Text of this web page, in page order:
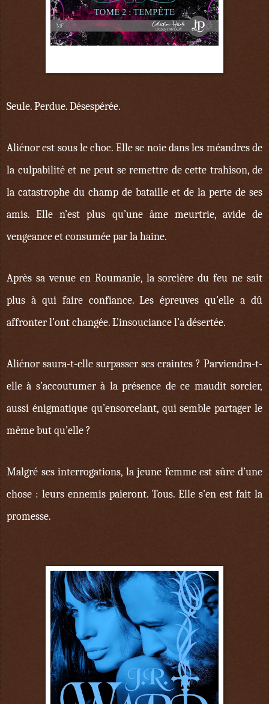
Seule. Perdue. Désespérée.
Aliénor est sous le choc. Elle se noie dans les méandres de
la culpabilité et ne peut se remettre de cette trahison, de
la catastrophe du champ de bataille et de la perte de ses
amis. Elle n’est plus qu’une âme meurtrie, avide de
vengeance et consumée par la haine.
Après sa venue en Roumanie, la sorcière du feu ne sait
plus à qui faire confiance. Les épreuves qu’elle a dû
affronter l’ont changée. L’insouciance l’a désertée.
Aliénor saura-t-elle surpasser ses craintes ? Parviendra-t-
elle à s’accoutumer à la présence de ce maudit sorcier,
aussi énigmatique qu’ensorcelant, qui semble partager le
même but qu’elle ?
Malgré ses interrogations, la jeune femme est sûre d’une
chose : leurs ennemis paieront. Tous. Elle s’en est fait la
promesse.